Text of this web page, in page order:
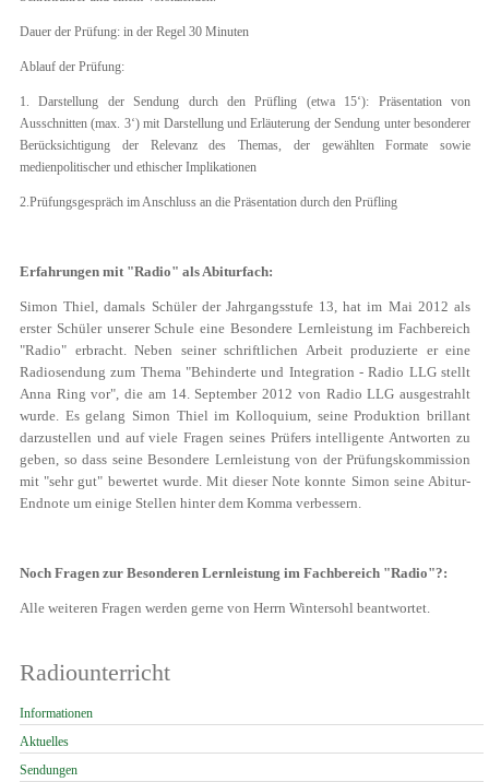
Dauer der Prüfung: in der Regel 30 Minuten
Ablauf der Prüfung:
1. Darstellung der Sendung durch den Prüfling (etwa 15‘): Präsentation von
Ausschnitten (max. 3‘) mit Darstellung und Erläuterung der Sendung unter besonderer
Berücksichtigung der Relevanz des Themas, der gewählten Formate sowie
medienpolitischer und ethischer Implikationen
2.Prüfungsgespräch im Anschluss an die Präsentation durch den Prüfling
Erfahrungen mit "Radio" als Abiturfach:
Simon Thiel, damals Schüler der Jahrgangsstufe 13, hat im Mai 2012 als
erster Schüler unserer Schule eine Besondere Lernleistung im Fachbereich
"Radio" erbracht. Neben seiner schriftlichen Arbeit produzierte er eine
Radiosendung zum Thema "Behinderte und Integration - Radio LLG stellt
Anna Ring vor", die am 14. September 2012 von Radio LLG ausgestrahlt
wurde. Es gelang Simon Thiel im Kolloquium, seine Produktion brillant
darzustellen und auf viele Fragen seines Prüfers intelligente Antworten zu
geben, so dass seine Besondere Lernleistung von der Prüfungskommission
mit "sehr gut" bewertet wurde. Mit dieser Note konnte Simon seine Abitur-
Endnote um einige Stellen hinter dem Komma verbessern.
Noch Fragen zur Besonderen Lernleistung im Fachbereich "Radio"?:
Alle weiteren Fragen werden gerne von Herrn Wintersohl beantwortet.
Radiounterricht
Navigation
überspringen
Informationen
Aktuelles
Sendungen